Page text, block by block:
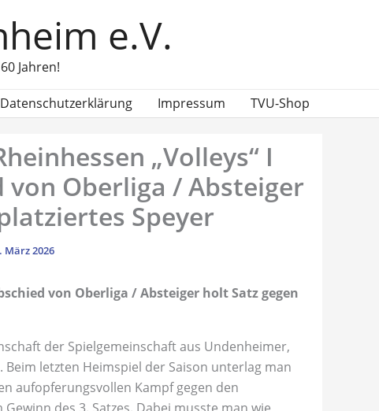
e.V.
Jahren!
Datenschutzerklärung Impressum TVU-Shop
„Volleys“ I
Oberliga / Absteiger
Speyer
März 2026
von Oberliga / Absteiger holt Satz gegen
der Spielgemeinschaft aus Undenheimer,
letzten Heimspiel der Saison unterlag man
aufopferungsvollen Kampf gegen den